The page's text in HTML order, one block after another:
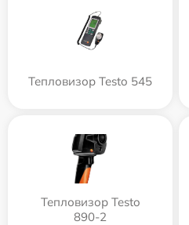
Тепловизор Testo 545
Тепловизор Testo
890-2